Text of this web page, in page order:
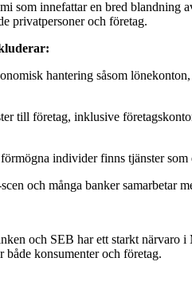
som innefattar en bred
privatpersoner och företag.
hantering såsom
till företag, inklusive
individer finns tjänster
och många banker samarbetar
och SEB har ett starkt
både konsumenter och företag.